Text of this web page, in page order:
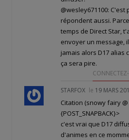
@wesley671100: C'est
répondent aussi.
temps de Direct Star,
envoyer un message,
jamais alors D17 alias
ça sera pire.
STARFOX le 19 MARS
Citation (snowy fairy @
{POST_SNAPBACK}>
c'est vrai que D17
d'animes en ce